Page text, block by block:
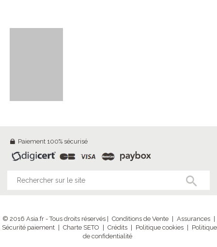
Paiement 100% sécurisé
© 2016 Asia.fr - Tous droits réservés | Conditions de Vente Assurances
Sécurité paiement
Charte SETO Crédits Politique cookies
Politique
de confidentialité